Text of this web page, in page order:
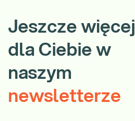
Jeszcze więcej
dla Ciebie w
naszym
newsletterze